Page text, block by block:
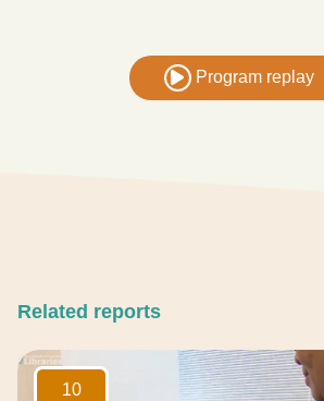
Program replay
Related reports
10